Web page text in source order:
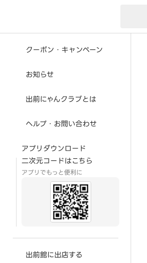
クーポン・キャンペーン
お知らせ
出前にゃんクラブとは
ヘルプ・お問い合わせ
アプリダウンロード
二次元コードはこちら
アプリでもっと便利に
出前館に出店する